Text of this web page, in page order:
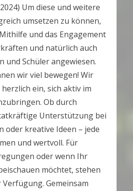
Um diese und weitere
umsetzen zu können,
und das Engagement
und natürlich auch
und Schüler angewiesen.
wir viel bewegen! Wir
ein, sich aktiv im
Ob durch
Unterstützung bei
oder kreative Ideen – jede
und wertvoll. Für
oder wenn Ihr
möchtet, stehen
Gemeinsam